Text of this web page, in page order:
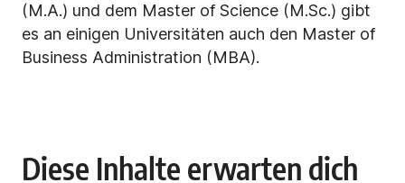
(M.A.) und dem Master of Science (M.Sc.) gibt
es an einigen Universitäten auch den Master of
Business Administration (MBA).
Diese Inhalte erwarten dich